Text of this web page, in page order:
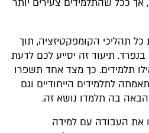
ככל שהתלמידים צעירים יותר
תהליכי הקומפקטיזציה, תוך
תיעוד זה יסייע לכם לדעת
תלמידים. כך מצד אחד תשפרו
לתלמידים הייחודיים וגם
בה תלמדו נושא זה.
את העבודה עם למידה